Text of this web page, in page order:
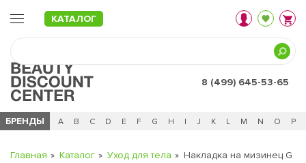
КАТАЛОГ
8 (499) 645-53-65
БРЕНДЫ
Ч 0 - 9 A B C D E F G H I J K L M N O P
Главная Каталог Уход для тела
Накладка на мизинец G